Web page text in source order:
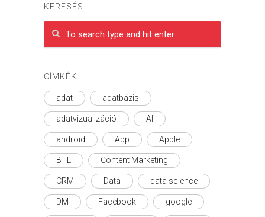
KERESÉS
CÍMKÉK
adat adatbázis
adatvizualizáció AI
android App Apple
BTL Content Marketing
CRM Data data science
DM Facebook google